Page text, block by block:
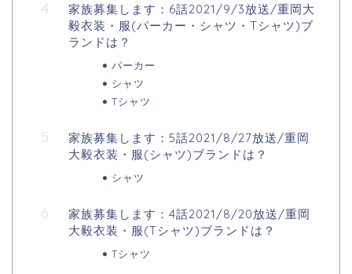
家族募集します：6話2021/9/3放送/重岡大
毅衣装・服(パーカー・シャツ・Tシャツ)ブ
ランドは？
パーカー
シャツ
Tシャツ
家族募集します：5話2021/8/27放送/重岡
大毅衣装・服(シャツ)ブランドは？
シャツ
家族募集します：4話2021/8/20放送/重岡
大毅衣装・服(Tシャツ)ブランドは？
Tシャツ